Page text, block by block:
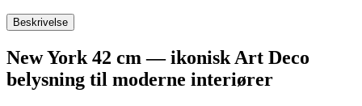
Beskrivelse
New York 42 cm — ikonisk Art Deco
belysning til moderne interiører